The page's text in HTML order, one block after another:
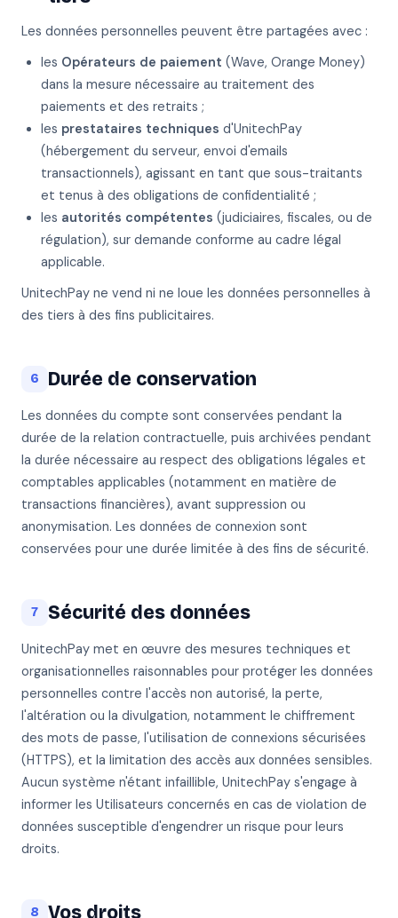
Les données personnelles peuvent être partagées avec :
les Opérateurs de paiement (Wave, Orange Money)
dans la mesure nécessaire au traitement des
paiements et des retraits ;
les prestataires techniques d'UnitechPay
(hébergement du serveur, envoi d'emails
transactionnels), agissant en tant que sous-traitants
et tenus à des obligations de confidentialité ;
les autorités compétentes (judiciaires, fiscales, ou de
régulation), sur demande conforme au cadre légal
applicable.
UnitechPay ne vend ni ne loue les données personnelles à
des tiers à des fins publicitaires.
6 Durée de conservation
Les données du compte sont conservées pendant la
durée de la relation contractuelle, puis archivées pendant
la durée nécessaire au respect des obligations légales et
comptables applicables (notamment en matière de
transactions financières), avant suppression ou
anonymisation. Les données de connexion sont
conservées pour une durée limitée à des fins de sécurité.
7 Sécurité des données
UnitechPay met en œuvre des mesures techniques et
organisationnelles raisonnables pour protéger les données
personnelles contre l'accès non autorisé, la perte,
l'altération ou la divulgation, notamment le chiffrement
des mots de passe, l'utilisation de connexions sécurisées
(HTTPS), et la limitation des accès aux données sensibles.
Aucun système n'étant infaillible, UnitechPay s'engage à
informer les Utilisateurs concernés en cas de violation de
données susceptible d'engendrer un risque pour leurs
droits.
8 Vos droits